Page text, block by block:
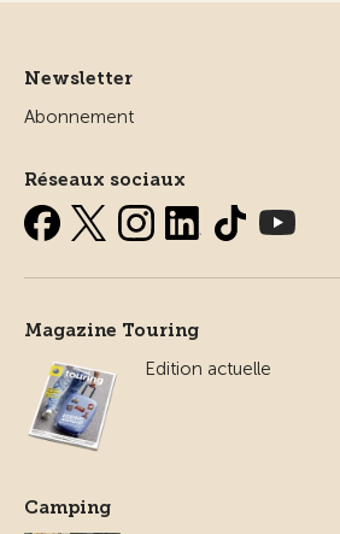
Newsletter
Abonnement
Réseaux sociaux
Magazine Touring
Edition actuelle
Camping